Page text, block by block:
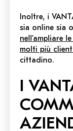
Inoltre, i
sia online sia
nell’ampliare
molti più
cittadino.
I